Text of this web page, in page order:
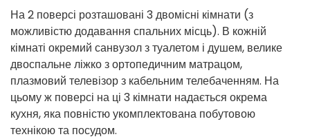
На 2 поверсі розташовані 3 двомісні кімнати (з
можливістю додавання спальних місць). В кожній
кімнаті окремий санвузол з туалетом і душем, велике
двоспальне ліжко з ортопедичним матрацом,
плазмовий телевізор з кабельним телебаченням. На
цьому ж поверсі на ці 3 кімнати надається окрема
кухня, яка повністю укомплектована побутовою
технікою та посудом.